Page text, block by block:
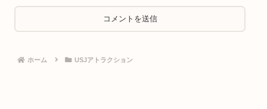
ホーム USJアトラクション